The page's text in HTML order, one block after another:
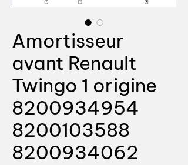
Amortisseur
avant Renault
Twingo 1 origine
8200934954
8200103588
8200934062